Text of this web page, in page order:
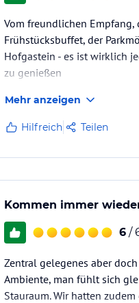
Vom freundlichen
Frühstücksbuffet, der
Hofgastein - es ist wirklich
zu genießen
Mehr anzeigen
Hilfreich Teilen
Kommen immer
6 /
Zentral gelegenes aber
Ambiente, man fühlt sich
Stauraum. Wir hatten